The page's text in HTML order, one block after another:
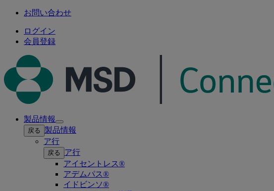
お問い合わせ
ログイン
会員登録
製品情報
Open
submenu
戻る 製品情報
ア行
戻る
ア行
アイセントレス®
アデムパス®
イドビンソ®